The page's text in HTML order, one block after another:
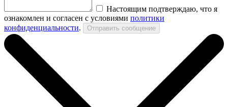
Настоящим подтверждаю, что я
ознакомлен и согласен с условиями политики
конфиденциальности.